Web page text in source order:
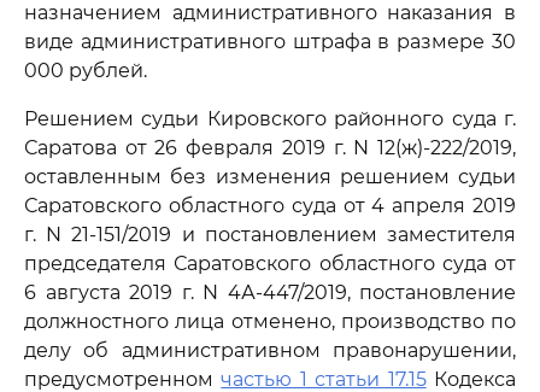
назначением административного наказания в
виде административного штрафа в размере 30
000 рублей.
Решением судьи Кировского районного суда г.
Саратова от 26 февраля 2019 г. N 12(ж)-222/2019,
оставленным без изменения решением судьи
Саратовского областного суда от 4 апреля 2019
г. N 21-151/2019 и постановлением заместителя
председателя Саратовского областного суда от
6 августа 2019 г. N 4А-447/2019, постановление
должностного лица отменено, производство по
делу об административном правонарушении,
предусмотренномчастью 1 статьи 17.15Кодекса